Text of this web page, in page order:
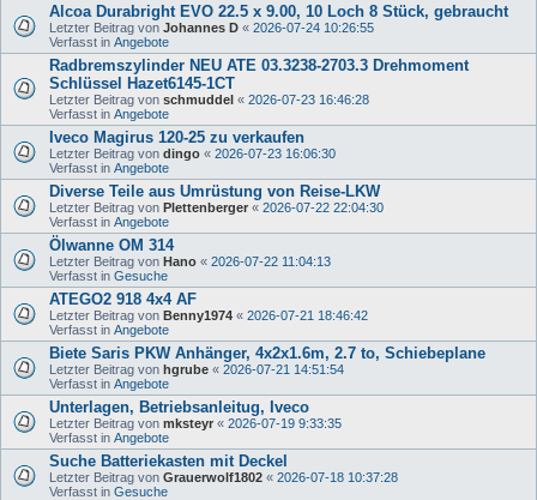
Alcoa Durabright EVO 22.5 x 9.00, 10 Loch 8 Stück, gebraucht
Letzter Beitrag von Johannes D « 2026-07-24 10:26:55
Verfasst in Angebote
Radbremszylinder NEU ATE 03.3238-2703.3 Drehmoment
Schlüssel Hazet6145-1CT
Letzter Beitrag von schmuddel « 2026-07-23 16:46:28
Verfasst in Angebote
Iveco Magirus 120-25 zu verkaufen
Letzter Beitrag von dingo « 2026-07-23 16:06:30
Verfasst in Angebote
Diverse Teile aus Umrüstung von Reise-LKW
Letzter Beitrag von Plettenberger « 2026-07-22 22:04:30
Verfasst in Angebote
Ölwanne OM 314
Letzter Beitrag von Hano « 2026-07-22 11:04:13
Verfasst in Gesuche
ATEGO2 918 4x4 AF
Letzter Beitrag von Benny1974 « 2026-07-21 18:46:42
Verfasst in Angebote
Biete Saris PKW Anhänger, 4x2x1.6m, 2.7 to, Schiebeplane
Letzter Beitrag von hgrube « 2026-07-21 14:51:54
Verfasst in Angebote
Unterlagen, Betriebsanleitug, Iveco
Letzter Beitrag von mksteyr « 2026-07-19 9:33:35
Verfasst in Angebote
Suche Batteriekasten mit Deckel
Letzter Beitrag von Grauerwolf1802 « 2026-07-18 10:37:28
Verfasst in Gesuche